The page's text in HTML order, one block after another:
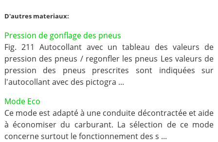
D'autres materiaux:
Pression de gonflage des pneus
Fig. 211 Autocollant avec un tableau des valeurs de
pression des pneus / regonfler les pneus Les valeurs de
pression des pneus prescrites sont indiquées sur
l'autocollant avec des pictogra ...
Mode Eco
Ce mode est adapté à une conduite décontractée et aide
à économiser du carburant. La sélection de ce mode
concerne surtout le fonctionnement des s ...